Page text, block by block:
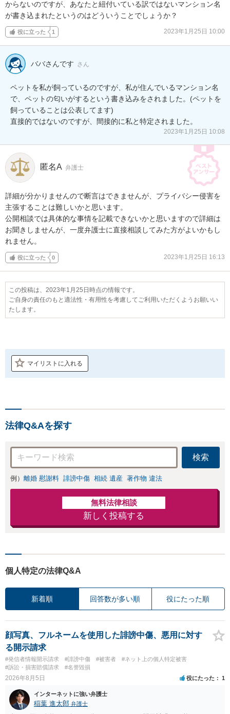
からないのですが、あなたと紐付いている訳ではないマンション名
が書き込まれたというのはどういうことでしょうか？
役に立った 1 2023年1月25日 10:00
ババさんです さん
ペットを私が飼っているのですが、私が住んでいるマンション名
で、ペットの匂いがするという書き込みをされました。(ペットを
飼っていることは公表してます)
2023年1月25日 10:08
匿名A 弁護士
詳細が分かりませんので断言はできませんが、プライバシー侵害を
主張することは難しいかと思います。
公開相談では具体的な事情を記載できないかと思いますので詳細は
お聞きしませんが、一度弁護士に直接相談してみた方がよいかもし
れません。
役に立った 0 2023年1月25日 16:13
この投稿は、2023年1月25日時点の情報です。
ご自身の責任のもと適法性・有用性を考慮してご利用いただくようお願いい
たします。
マイリストに入れる
法律Q&Aを探す
検索
例） 離婚 慰謝料 誹謗中傷 相続 遺産 著作物 違法
無料法律相談
新しく投稿する
個人特定の法律Q&A
新着順 回答数が多い順 役にたった順
顔写真、フルネームを使用した誹謗中傷、悪用に対す
る開示請求
#発信者情報開示請求 #誹謗中傷 #被害者
#ネット上の個人特定被害
#訴訟・損害賠償請求
#名誉毀損
2026年8月5日 役にたった 1
インターネットに強い弁護士
稲葉 進太郎 弁護士